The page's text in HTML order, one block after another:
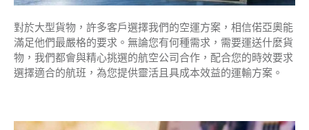
對於大型貨物，許多客戶選擇我們的空運方案，相信偌亞奧能
滿足他們最嚴格的要求。無論您有何種需求，需要運送什麼貨
物，我們都會與精心挑選的航空公司合作，配合您的時效要求
選擇適合的航班，為您提供靈活且具成本效益的運輸方案。